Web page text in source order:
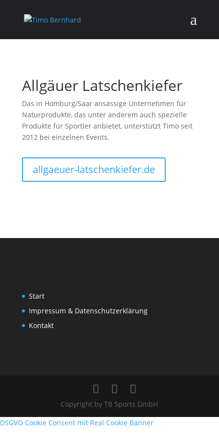
Allgäuer Latschenkiefer
Das in Homburg/Saar ansässige Unternehmen für
Naturprodukte, das unter anderem auch spezielle
Produkte für Sportler anbietet, unterstützt Timo seit
2012 bei einzelnen Events.
allgaeuer-latschenkiefer.de
Start
Impressum & Datenschutzerklärung
Kontakt
Copyright by TB Sports GmbH
DSGVO Cookie Consent mit Real Cookie Banner